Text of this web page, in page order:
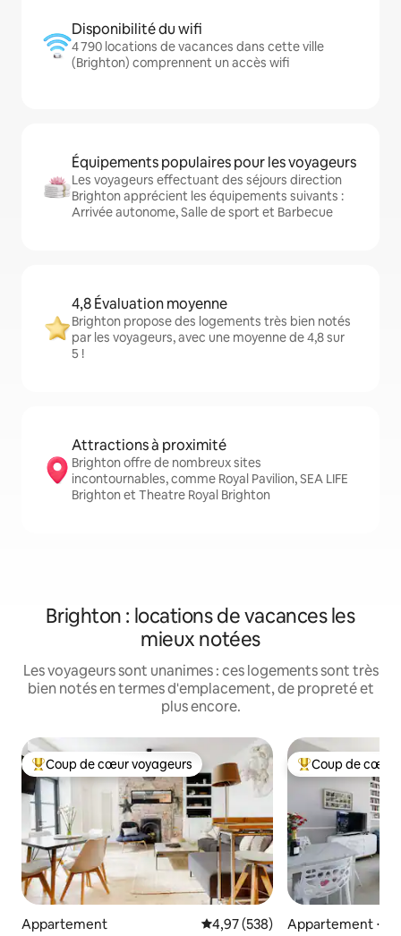
Disponibilité du wifi
4 790 locations de vacances dans cette ville
(Brighton) comprennent un accès wifi
Équipements populaires pour les voyageurs
Les voyageurs effectuant des séjours direction
Brighton apprécient les équipements suivants :
Arrivée autonome, Salle de sport et Barbecue
4,8 Évaluation moyenne
Brighton propose des logements très bien notés
par les voyageurs, avec une moyenne de 4,8 sur
5 !
Attractions à proximité
Brighton offre de nombreux sites
incontournables, comme Royal Pavilion, SEA LIFE
Brighton et Theatre Royal Brighton
Brighton : locations de vacances les
mieux notées
Les voyageurs sont unanimes : ces logements sont très
bien notés en termes d'emplacement, de propreté et
plus encore.
Coups de cœur voyageurs les plus appréciés
Coup de cœur voyageurs
Appartement Évaluation moyenne sur la
4,97 (538)
Coups de cœur
Coup de cœur
Appartement ⋅